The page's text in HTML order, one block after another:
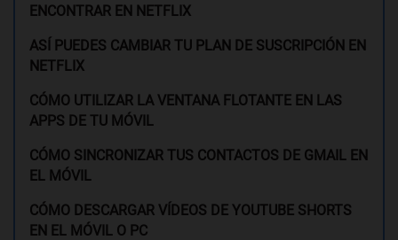
ENCONTRAR EN NETFLIX
ASÍ PUEDES CAMBIAR TU PLAN DE SUSCRIPCIÓN EN
NETFLIX
CÓMO UTILIZAR LA VENTANA FLOTANTE EN LAS
APPS DE TU MÓVIL
CÓMO SINCRONIZAR TUS CONTACTOS DE GMAIL EN
EL MÓVIL
CÓMO DESCARGAR VÍDEOS DE YOUTUBE SHORTS
EN EL MÓVIL O PC